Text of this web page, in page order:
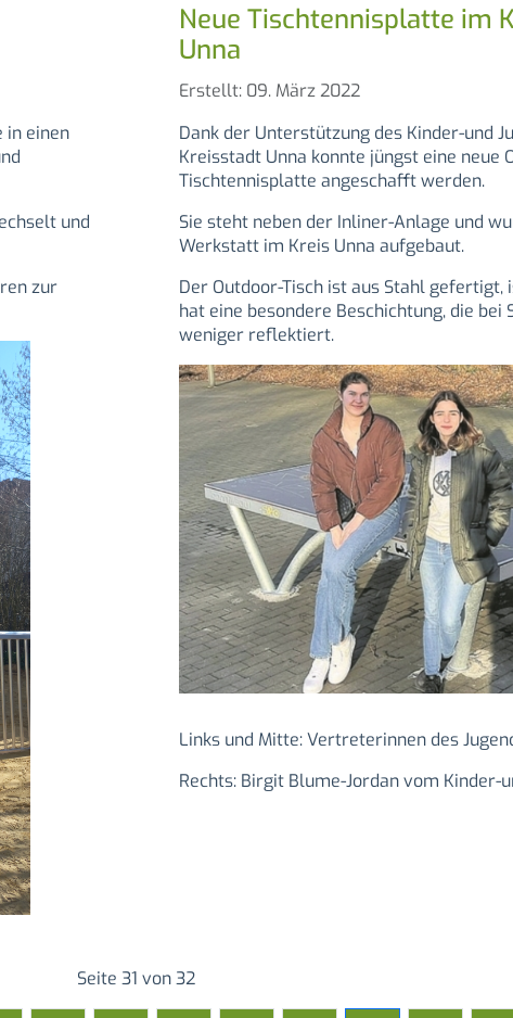
in einen
und
zur
Neue Tischtennisplatte im
Unna
Details
Erstellt: 09. März 2022
Dank der Unterstützung des Kinder-und
Kreisstadt Unna konnte jüngst eine neue
Tischtennisplatte angeschafft werden.
Sie steht neben der Inliner-Anlage und
Werkstatt im Kreis Unna aufgebaut.
Der Outdoor-Tisch ist aus Stahl
hat eine besondere Beschichtung, die bei
weniger reflektiert.
Links und Mitte: Vertreterinnen des
Rechts: Birgit Blume-Jordan vom Kinder-
Seite 31 von 32